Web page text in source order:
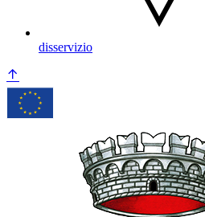
disservizio